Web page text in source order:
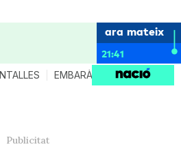
ara mateix
21:41
EMBARÀS CRIANÇA